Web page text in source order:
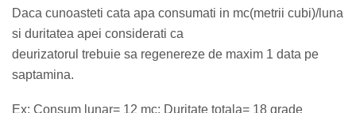
Daca cunoasteti cata apa consumati in mc(metrii cubi)/luna
si duritatea apei considerati ca
deurizatorul trebuie sa regenereze de maxim 1 data pe
saptamina.
Ex: Consum lunar= 12 mc; Duritate totala= 18 grade